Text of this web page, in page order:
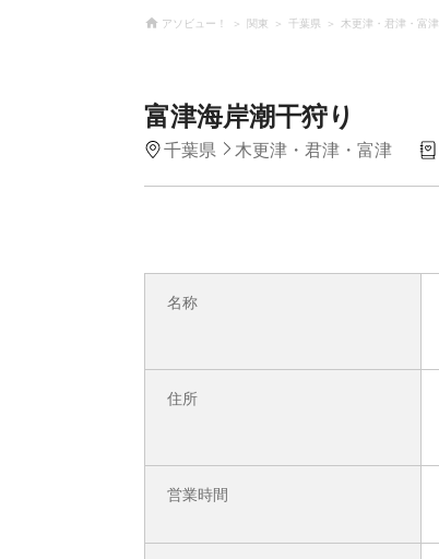
アソビュー！ 関東 千葉県 木更津・君津・富津
富津海岸潮干狩り
千葉県 木更津・君津・富津
名称
住所
営業時間